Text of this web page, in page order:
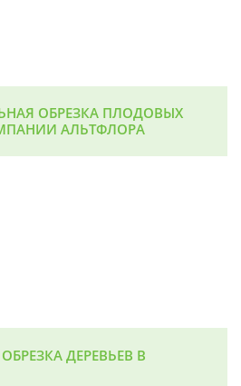
ОБРЕЗКА ПЛОДОВЫХ
АЛЬТФЛОРА
ДЕРЕВЬЕВ В